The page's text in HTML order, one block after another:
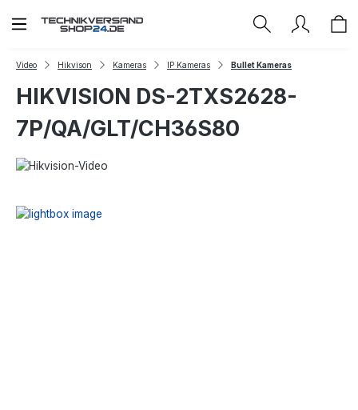
Zum Hauptinhalt springen
Video Hikvison Kameras IP Kameras Bullet Kameras
HIKVISION DS-2TXS2628-
7P/QA/GLT/CH36S80